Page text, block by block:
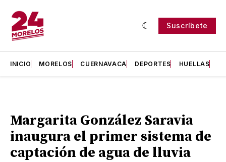
Suscríbete
INICIO MORELOS CUERNAVACA DEPORTES HUELLAS
Margarita González Saravia
inaugura el primer sistema de
captación de agua de lluvia